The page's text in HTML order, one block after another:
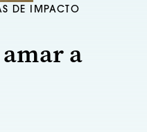
DE IMPACTO
a